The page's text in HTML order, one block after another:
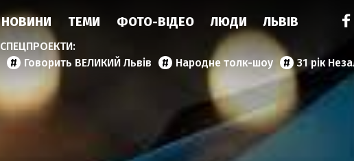
НОВИНИ ТЕМИ ФОТО-ВІДЕО ЛЮДИ ЛЬВІВ
Говорить ВЕЛИКИЙ Львів Народне толк-шоу 31 рік